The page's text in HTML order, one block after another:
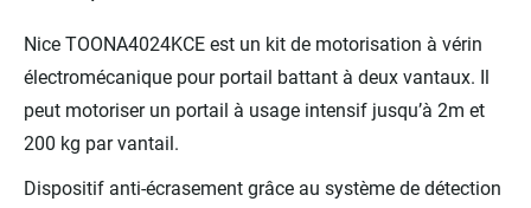
Nice TOONA4024KCE est un kit de motorisation à vérin
électromécanique pour portail battant à deux vantaux. Il
peut motoriser un portail à usage intensif jusqu’à 2m et
200 kg par vantail.
Dispositif anti-écrasement grâce au système de détection